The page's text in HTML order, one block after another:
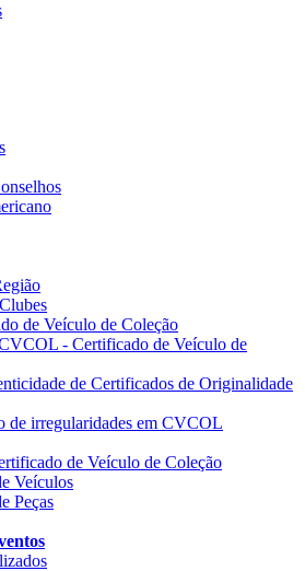
de Veículo de Coleção
- Certificado de Veículo de
de Certificados de Originalidade
de irregularidades em CVCOL
de Veículo de Coleção
Veículos
Peças